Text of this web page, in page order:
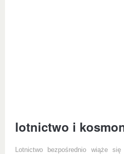
lotnictwo i
Lotnictwo bezpośrednio wiąże